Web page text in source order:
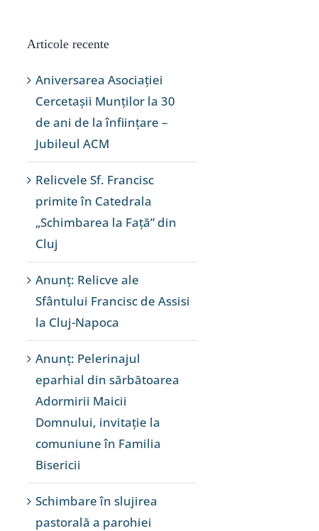
Articole recente
Aniversarea Asociației
Cercetașii Munților la 30
de ani de la înființare –
Jubileul ACM
Relicvele Sf. Francisc
primite în Catedrala
„Schimbarea la Față” din
Cluj
Anunț: Relicve ale
Sfântului Francisc de Assisi
la Cluj-Napoca
Anunț: Pelerinajul
eparhial din sărbătoarea
Adormirii Maicii
Domnului, invitație la
comuniune în Familia
Bisericii
Schimbare în slujirea
pastorală a parohiei